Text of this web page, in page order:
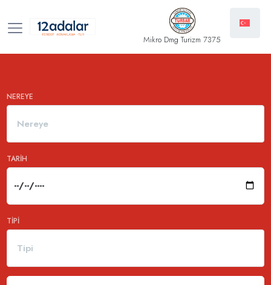
Mikro Dmg Turizm 7375
NEREYE
Nereye
TARIH
TIPI
Tipi